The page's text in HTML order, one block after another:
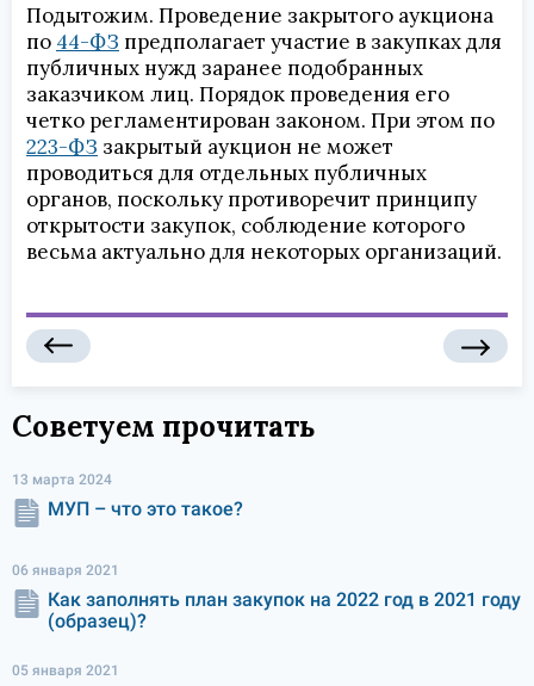
Подытожим. Проведение закрытого аукциона
по 44-ФЗ предполагает участие в закупках для
публичных нужд заранее подобранных
заказчиком лиц. Порядок проведения его
четко регламентирован законом. При этом по
223-ФЗ закрытый аукцион не может
проводиться для отдельных публичных
органов, поскольку противоречит принципу
открытости закупок, соблюдение которого
весьма актуально для некоторых организаций.
Советуем прочитать
13 марта 2024
МУП – что это такое?
06 января 2021
Как заполнять план закупок на 2022 год в 2021 году
(образец)?
05 января 2021